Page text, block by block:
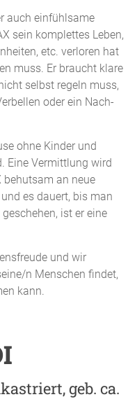
auch einfühlsame
sein komplettes Leben,
etc. verloren hat
muss. Er braucht klare
selbst regeln muss,
oder ein Nach-
ohne Kinder und
Eine Vermittlung wird
behutsam an neue
es dauert, bis man
ist er eine
und wir
n Menschen findet,
kann.
geb. ca.